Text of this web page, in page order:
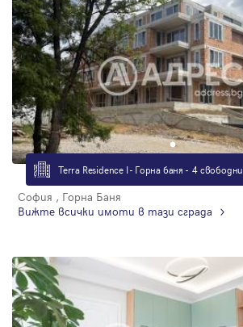
Terra Residence I - Горна баня - 4 свободни
София , Горна Баня
Вижте всички имоти в тази сграда